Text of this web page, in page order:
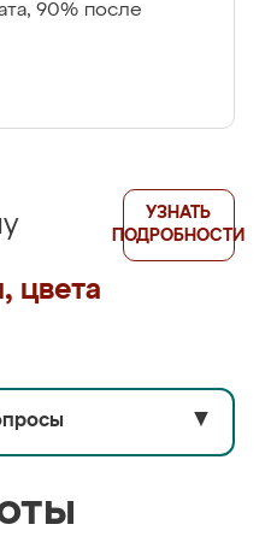
90% после
цвета
УЗНАТЬ
ПОДРОБНОСТИ
▼